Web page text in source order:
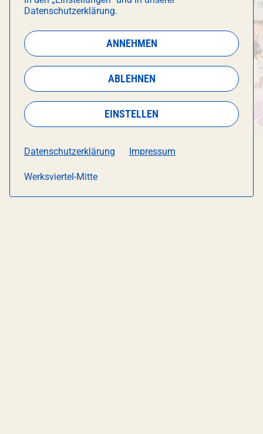
München Hoch5
WERK7
Datenschutzerklärung.
ANNEHMEN
ABLEHNEN
EINSTELLEN
Datenschutzerklärung Impressum
Werksviertel-Mitte